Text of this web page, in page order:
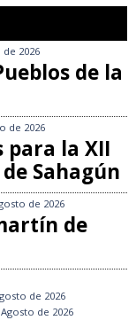
de 2026
de la
de 2026
para la XII
Sahagún
de 2026
de
de 2026
de 2026